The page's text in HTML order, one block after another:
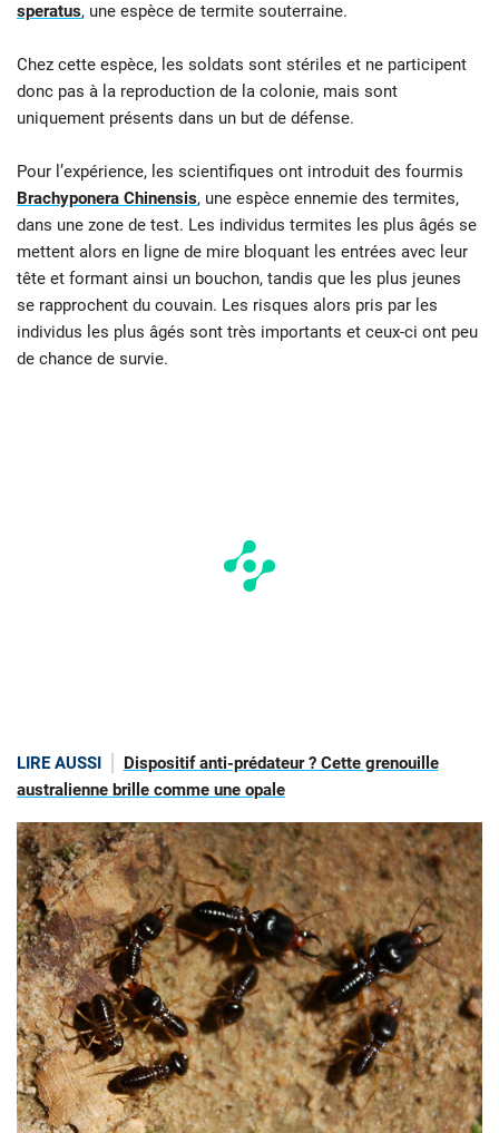
speratus, une espèce de termite souterraine.
Chez cette espèce, les soldats sont stériles et ne participent
donc pas à la reproduction de la colonie, mais sont
uniquement présents dans un but de défense.
Pour l’expérience, les scientifiques ont introduit des fourmis
Brachyponera Chinensis, une espèce ennemie des termites,
dans une zone de test. Les individus termites les plus âgés se
mettent alors en ligne de mire bloquant les entrées avec leur
tête et formant ainsi un bouchon, tandis que les plus jeunes
se rapprochent du couvain. Les risques alors pris par les
individus les plus âgés sont très importants et ceux-ci ont peu
de chance de survie.
LIRE AUSSI
Dispositif anti-prédateur ? Cette grenouille
australienne brille comme une opale